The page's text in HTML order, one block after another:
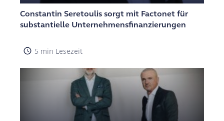
Constantin Seretoulis sorgt mit Factonet für
substantielle Unternehmensfinanzierungen
access_time 5 min Lesezeit